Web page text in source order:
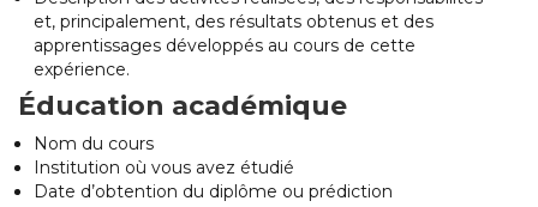
et, principalement, des résultats obtenus et des
apprentissages développés au cours de cette
expérience.
Éducation académique
Nom du cours
Institution où vous avez étudié
Date d’obtention du diplôme ou prédiction